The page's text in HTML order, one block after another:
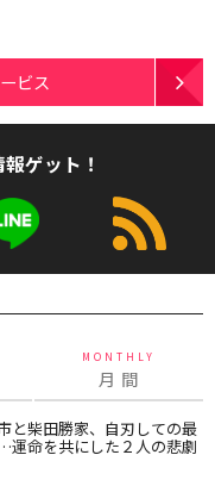
ビス
ゲット！
MONTHLY
月 間
と柴田勝家、自刃しての最
運命を共にした２人の悲劇